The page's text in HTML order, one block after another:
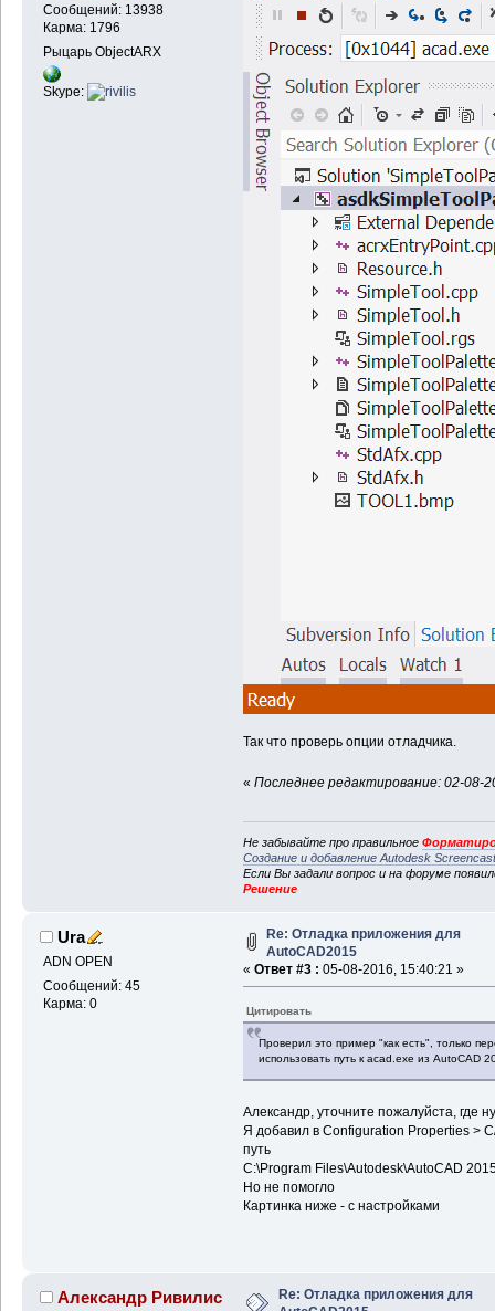
Сообщений: 13938
Карма: 1796
Рыцарь ObjectARX
Skype:
Так что проверь опции отладчика.
« Последнее редактирование: 02-08-
Не забывайте про правильное
Создание и добавление Autodesk
Если Вы задали вопрос и на форуме
Решение
Ura
ADN OPEN
Сообщений: 45
Карма: 0
Re: Отладка приложения для
AutoCAD2015
« Ответ #3 : 05-08-2016, 15:40:21 »
Цитировать
Проверил это пример "как есть", только
использовать путь к acad.exe из AutoCAD
Александр, уточните пожалуйста, где
Я добавил в Configuration Properties >
путь
C:\Program Files\Autodesk\AutoCAD
Но не помогло
Картинка ниже - с настройками
Александр Ривилис
Re: Отладка приложения для